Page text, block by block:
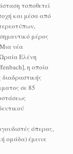
τοποθετεί
και μέσα από
μέρος
νέα
Ελένη
η οποία
διαδραστικής
σε 85
όπερας,
ομάδα) έμεινε